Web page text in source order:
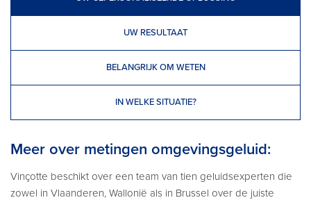
UW RESULTAAT
BELANGRIJK OM WETEN
IN WELKE SITUATIE?
Meer over metingen omgevingsgeluid:
Vinçotte beschikt over een team van tien geluidsexperten die
zowel in Vlaanderen, Wallonië als in Brussel over de juiste